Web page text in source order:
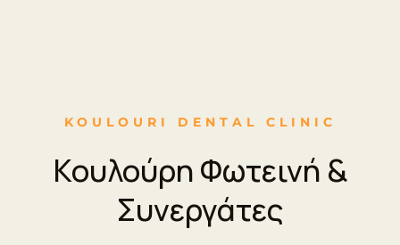
KOULOURI DENTAL CLINIC
Κουλούρη Φωτεινή &
Συνεργάτες